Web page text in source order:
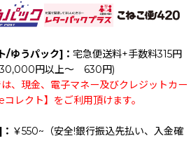
/ゆうパック]： 宅急便送料+手数料315円
円以上～ 630円)
、現金、電子マネー及びクレジットカー
レクト】をご利用頂けます。
￥550~（安全!銀行振込先払い、入金確